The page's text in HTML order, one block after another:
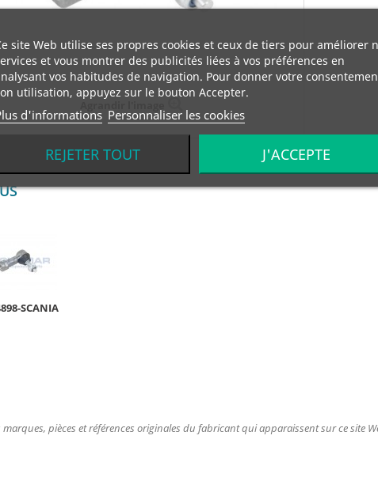
SCANIA
marques, pièces et références originales du fabricant qui apparaissent sur ce site
site Web utilise ses propres cookies et ceux de tiers pour améliorer
et vous montrer des publicités liées à vos préférences en
vos habitudes de navigation. Pour donner votre
utilisation, appuyez sur le bouton Accepter.
d'informations Personnaliser les cookies
REJETER TOUT J'ACCEPTE